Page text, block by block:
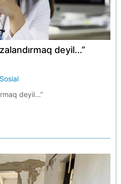
deyil...”
Sosial
deyil...”